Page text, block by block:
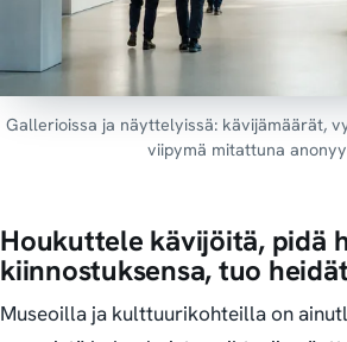
Gallerioissa ja näyttelyissä: kävijämäärät,
viipymä mitattuna
Houkuttele kävijöitä, pidä
kiinnostuksensa, tuo
Museoilla ja kulttuurikohteilla on